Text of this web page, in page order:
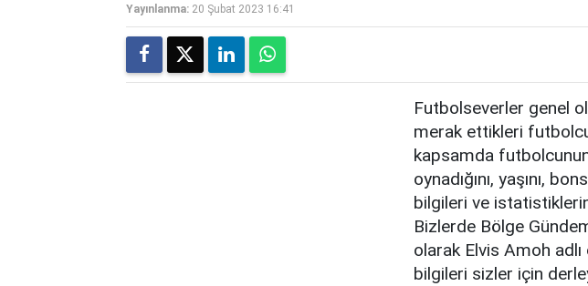
Yayınlanma: 20 Şubat 2023 16:41
Futbolseverler genel
merak ettikleri
kapsamda
oynadığını, yaşını,
bilgileri ve
Bizlerde Bölge
olarak Elvis Amoh adlı
bilgileri sizler için